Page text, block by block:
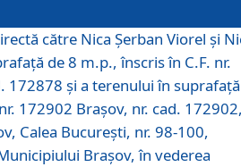
către Nica Șerban Viorel și
de 8 m.p., înscris în C.F. nr.
172878 și a terenului în
172902 Brașov, nr. cad.
Calea București, nr. 98-100,
Brașov, în vederea